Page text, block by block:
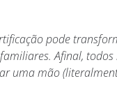
pode
Afinal, todos
uma mão